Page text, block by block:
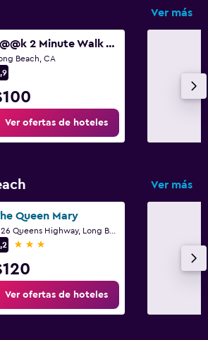
Ver más
L@@k 2 Minute Walk To The Beach And The Party Street Called 2nd Street!
Beach, CA
Ver ofertas de hoteles
Ver más
Queen Mary
3 estrellas
Ver ofertas de hoteles